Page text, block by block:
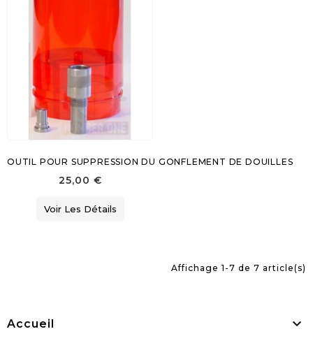
OUTIL POUR SUPPRESSION DU GONFLEMENT DE DOUILLES
25,00 €
Voir Les Détails
Affichage 1-7 de 7 article(s)
Accueil 